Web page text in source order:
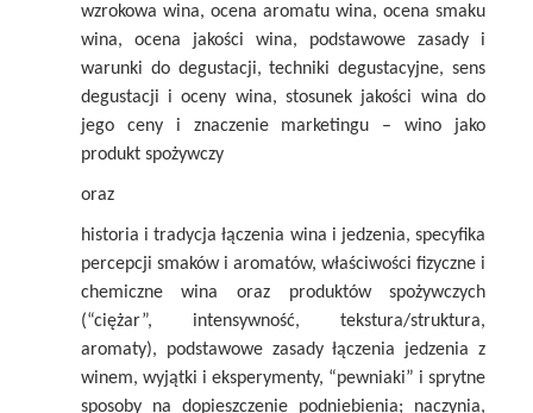
wzrokowa wina, ocena aromatu wina, ocena smaku
wina, ocena jakości wina, podstawowe zasady i
warunki do degustacji, techniki degustacyjne, sens
degustacji i oceny wina, stosunek jakości wina do
jego ceny i znaczenie marketingu – wino jako
produkt spożywczy
oraz
historia i tradycja łączenia wina i jedzenia, specyfika
percepcji smaków i aromatów, właściwości fizyczne i
chemiczne wina oraz produktów spożywczych
(“ciężar”, intensywność, tekstura/struktura,
aromaty), podstawowe zasady łączenia jedzenia z
winem, wyjątki i eksperymenty, “pewniaki” i sprytne
sposoby na dopieszczenie podniebienia; naczynia,